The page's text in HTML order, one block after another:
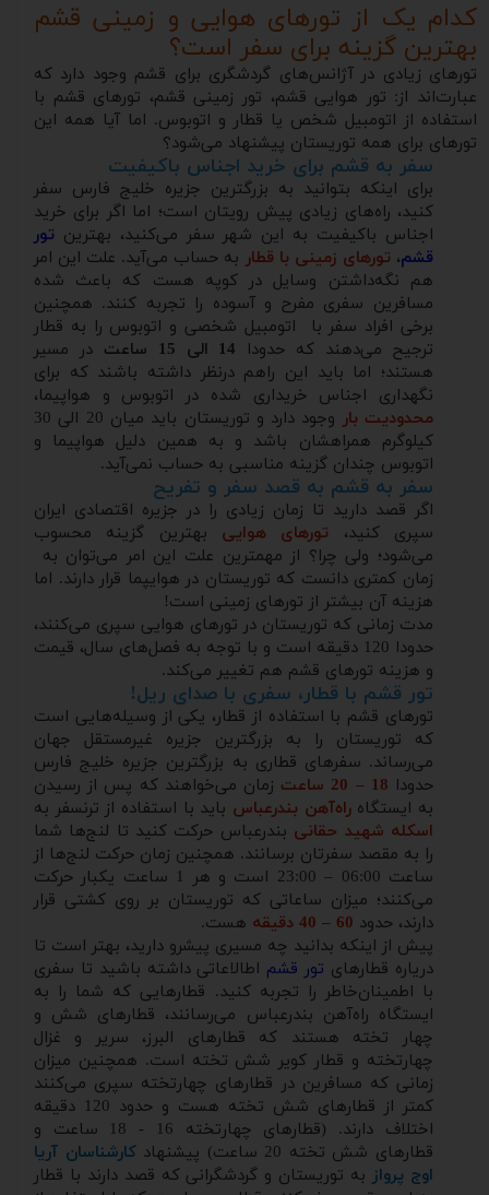
کدام یک از تورهای هوایی و زمینی قشم
بهترین گزینه برای سفر است؟
تورهای زیادی در آژانس‌های گردشگری برای قشم وجود دارد که
عبارت‌اند از: تور هوایی قشم، تور زمینی قشم، تورهای قشم با
استفاده از اتومبیل شخص یا قطار و اتوبوس. اما آیا همه این
تورهای برای همه توریستان پیشنهاد می‌شود؟
سفر به قشم برای خرید اجناس باکیفیت
برای اینکه بتوانید به بزرگترین جزیره خلیج فارس سفر
کنید، راه‌های زیادی پیش رویتان است؛ اما اگر برای خرید
اجناس باکیفیت به این شهر سفر می‌کنید، بهترین تور
قشم، تورهای زمینی با قطار به حساب می‌آید. علت این امر
هم نگه‌داشتن وسایل در کوپه هست که باعث شده
مسافرین سفری مفرح و آسوده را تجربه کنند. همچنین
برخی افراد سفر با اتومبیل شخصی و اتوبوس را به قطار
ترجیح می‌دهند که حدودا 14 الی 15 ساعت
در مسیر
هستند؛ اما باید این راهم درنظر داشته باشند که برای
نگهداری اجناس خریداری شده در اتوبوس و هواپیما،
محدودیت بار
وجود دارد و توریستان باید میان 20 الی 30
کیلوگرم همراهشان باشد و به همین دلیل هواپیما و
اتوبوس چندان گزینه مناسبی به حساب نمی‌آید.
سفر به قشم به قصد سفر و تفریح
اگر قصد دارید تا زمان زیادی را در جزیره اقتصادی ایران
سپری کنید، تورهای هوایی بهترین گزینه محسوب
می‌شود؛ ولی چرا؟ از مهمترین علت این امر می‌توان به
زمان کمتری دانست که توریستان در هوایپما قرار دارند. اما
هزینه آن بیشتر از تورهای زمینی است!
مدت زمانی که توریستان در تورهای هوایی سپری می‌کنند،
حدودا 120 دقیقه است و با توجه به فصل‌های سال، قیمت
و هزینه تورهای قشم هم تغییر می‌کند.
تور قشم با قطار، سفری با صدای ریل!
تورهای قشم با استفاده از قطار، یکی از وسیله‌هایی است
که توریستان را به بزرگترین جزیره غیرمستقل جهان
می‌رساند. سفرهای قطاری به بزرگترین جزیره خلیج فارس
حدودا 18 – 20 ساعت
زمان می‌خواهند که پس از رسیدن
به ایستگاهراه‌آهن بندرعباس باید با استفاده از ترنسفر به
اسکله شهید حقانی بندرعباس حرکت کنید تا لنج‌ها شما
را به مقصد سفرتان برسانند. همچنین زمان حرکت لنج‌ها از
ساعت 06:00 – 23:00 است و هر 1 ساعت یکبار حرکت
می‌کنند؛ میزان ساعاتی که توریستان بر روی کشتی قرار
دارند، حدود 60 – 40 دقیقه
هست.
پیش از اینکه بدانید چه مسیری پیشرو دارید، بهتر است تا
دریاره قطارهای تور قشم اطالاعاتی داشته باشید تا سفری
با اطمینان‌خاطر را تجربه کنید. قطارهایی که شما را به
ایستگاه راه‌آهن بندرعباس می‌رسانند، قطارهای شش و
چهار تخته هستند که قطارهای البرز، سریر و غزال
چهارتخته و قطار کویر شش تخته است. همچنین میزان
زمانی که مسافرین در قطارهای چهارتخته سپری می‌کنند
کمتر از قطارهای شش تخته هست و حدود 120 دقیقه
اختلاف دارند. (قطارهای چهارتخته 16 - 18 ساعت و
قطارهای شش تخته 20 ساعت) پیشنهاد
کارشناسان آریا
اوج پرواز به توریستان و گردشگرانی که قصد دارند با قطار